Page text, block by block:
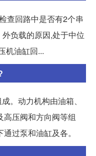
查回路中是否有2个串
负载的原因,处于中位
机油缸回...
。动力机构由油箱、
压阀和方向阀等组
过泵和油缸及各。